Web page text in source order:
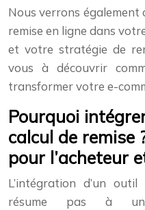
Nous verrons également
remise en ligne dans
et votre stratégie de
vous à découvrir
transformer votre e-
Pourquoi
calcul de remise
pour l’acheteur
L’intégration d’un
résume pas à